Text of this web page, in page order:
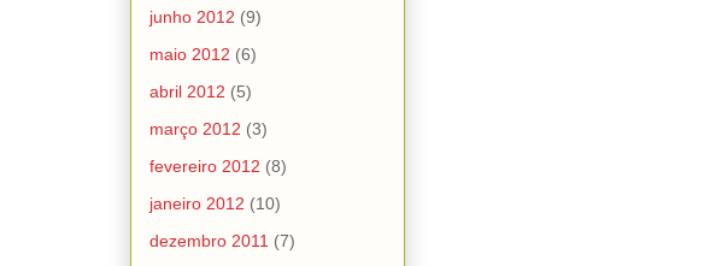
junho 2012 (9)
maio 2012 (6)
abril 2012 (5)
março 2012 (3)
fevereiro 2012 (8)
janeiro 2012 (10)
dezembro 2011 (7)